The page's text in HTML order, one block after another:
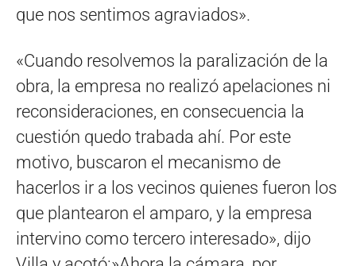
que nos sentimos agraviados».
«Cuando resolvemos la paralización de la
obra, la empresa no realizó apelaciones ni
reconsideraciones, en consecuencia la
cuestión quedo trabada ahí. Por este
motivo, buscaron el mecanismo de
hacerlos ir a los vecinos quienes fueron los
que plantearon el amparo, y la empresa
intervino como tercero interesado», dijo